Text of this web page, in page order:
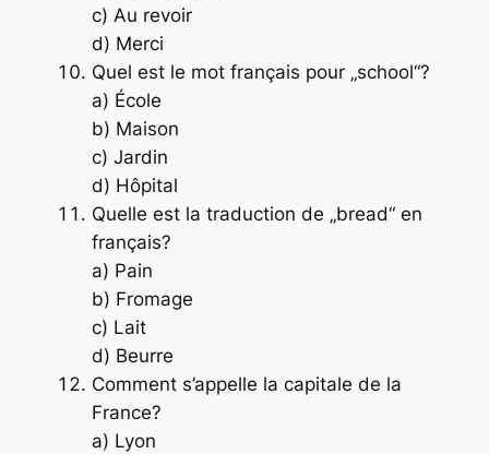
c) Au revoir
d) Merci
Quel est le mot français pour „school“?
a) École
b) Maison
c) Jardin
d) Hôpital
Quelle est la traduction de „bread“ en
français?
a) Pain
b) Fromage
c) Lait
d) Beurre
Comment s’appelle la capitale de la
France?
a) Lyon